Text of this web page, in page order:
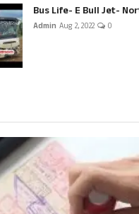
Bus Life- E Bull Jet-
Admin Aug 2, 2022 0